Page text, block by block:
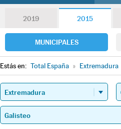
2019 2015
MUNICIPALES
Estás en: Total España » Extremadura